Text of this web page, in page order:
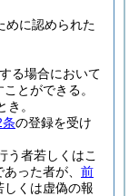
めに認められた
る場合において
とができる。
。
の登録を受け
う者若しくはこ
った者が、 前
くは虚偽の報